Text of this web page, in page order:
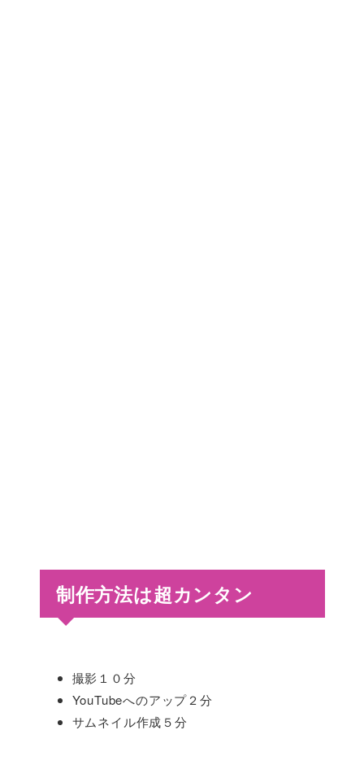
制作方法は超カンタン
撮影１０分
YouTubeへのアップ２分
サムネイル作成５分